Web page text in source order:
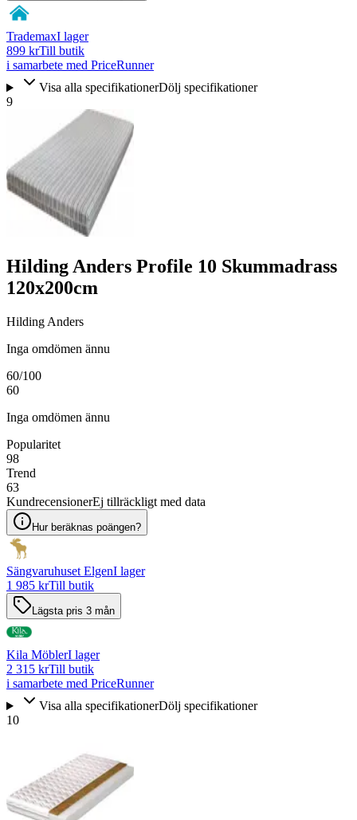
TrademaxI lager
899 krTill butik
i samarbete med PriceRunner
Visa alla specifikationerDölj specifikationer
9
Hilding Anders Profile 10 Skummadrass
120x200cm
Hilding Anders
Inga omdömen ännu
60/100
60
Inga omdömen ännu
Popularitet
98
Trend
63
KundrecensionerEj tillräckligt med data
Hur beräknas poängen?
Sängvaruhuset ElgenI lager
1 985 krTill butik
Lägsta pris 3 mån
Kila MöblerI lager
2 315 krTill butik
i samarbete med PriceRunner
Visa alla specifikationerDölj specifikationer
10